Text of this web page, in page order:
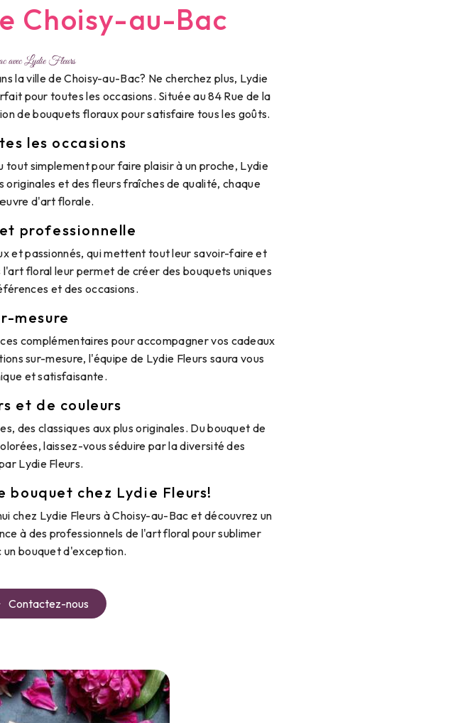
Choisy-au-Bac
avec Lydie Fleurs
la ville de Choisy-au-Bac? Ne cherchez plus, Lydie
pour toutes les occasions. Située au 84 Rue de la
de bouquets floraux pour satisfaire tous les goûts.
les occasions
tout simplement pour faire plaisir à un proche, Lydie
et des fleurs fraîches de qualité, chaque
d'art florale.
professionnelle
et passionnés, qui mettent tout leur savoir-faire et
floral leur permet de créer des bouquets uniques
et des occasions.
mesure
complémentaires pour accompagner vos cadeaux
sur-mesure, l'équipe de Lydie Fleurs saura vous
et satisfaisante.
et de couleurs
des classiques aux plus originales. Du bouquet de
laissez-vous séduire par la diversité des
Lydie Fleurs.
chez Lydie Fleurs!
chez Lydie Fleurs à Choisy-au-Bac et découvrez un
à des professionnels de l'art floral pour sublimer
bouquet d'exception.
Contactez-nous